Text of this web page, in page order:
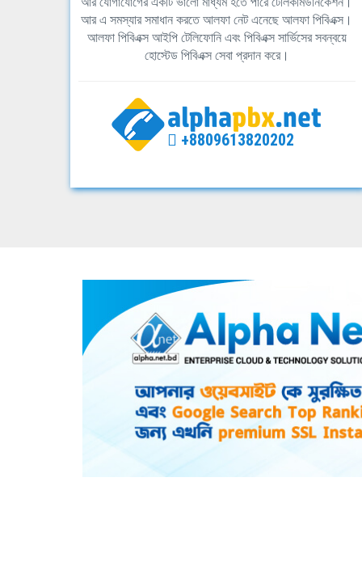
আর এ সমস্যার সমাধান করতে আলফা নেট এনেছে আলফা পিবিএক্স।
আলফা পিবিএক্স আইপি টেলিফোনি এবং পিবিএক্স সার্ভিসের সবন্বয়ে
হোস্টেড পিবিএক্স সেবা প্রদান করে।
+8809613820202